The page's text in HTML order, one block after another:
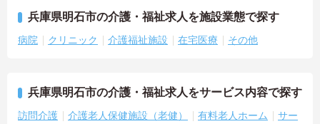
兵庫県明石市の介護・福祉求人を施設業態で探す
病院 クリニック 介護福祉施設 在宅医療 その他
兵庫県明石市の介護・福祉求人をサービス内容で探す
訪問介護 介護老人保健施設（老健） 有料老人ホーム
サー